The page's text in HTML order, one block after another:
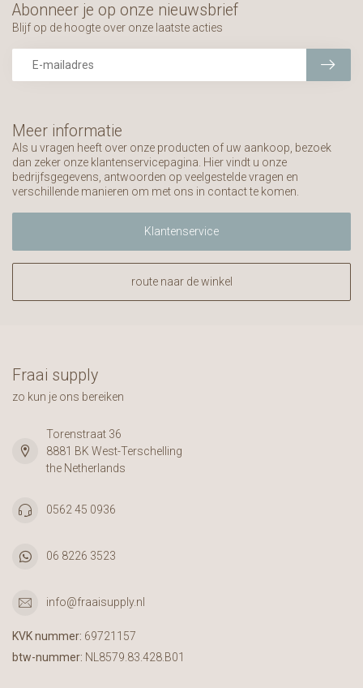
Meer informatie
Als u vragen heeft over onze producten of uw aankoop, bezoek
dan zeker onze klantenservicepagina. Hier vindt u onze
bedrijfsgegevens, antwoorden op veelgestelde vragen en
verschillende manieren om met ons in contact te komen.
Klantenservice
route naar de winkel
Abonneer je op onze nieuwsbrief
Blijf op de hoogte over onze laatste acties
Fraai supply
zo kun je ons bereiken
Torenstraat 36
8881 BK West-Terschelling
the Netherlands
0562 45 0936
06 8226 3523
info@fraaisupply.nl
KVK nummer: 69721157
btw-nummer: NL8579.83.428.B01